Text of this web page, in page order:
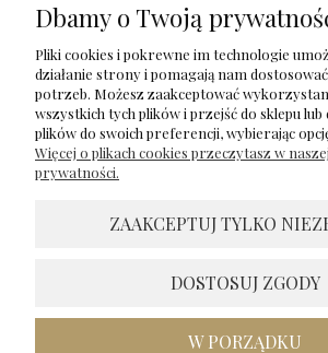
O Mnie
Bestsellery
Nowości
Bransoletki
Dbamy o Twoją
Pliki cookies i pokrewne im technologie
działanie strony i pomagają nam
potrzeb. Możesz zaakceptować
wszystkich tych plików i przejść do sklepu lub
plików do swoich preferencji, wybierając
Więcej o plikach cookies przeczytasz w
prywatności.
ZAAKCEPTUJ TYLKO
DOSTOSUJ ZGODY
W PORZĄDKU